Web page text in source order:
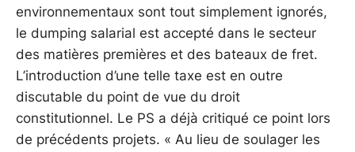
environnementaux sont tout simplement ignorés,
le dumping salarial est accepté dans le secteur
des matières premières et des bateaux de fret.
L’introduction d’une telle taxe est en outre
discutable du point de vue du droit
constitutionnel. Le PS a déjà critiqué ce point lors
de précédents projets. « Au lieu de soulager les